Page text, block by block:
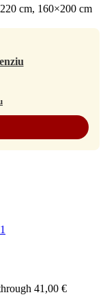
cm, 160×200 cm
41,00 €